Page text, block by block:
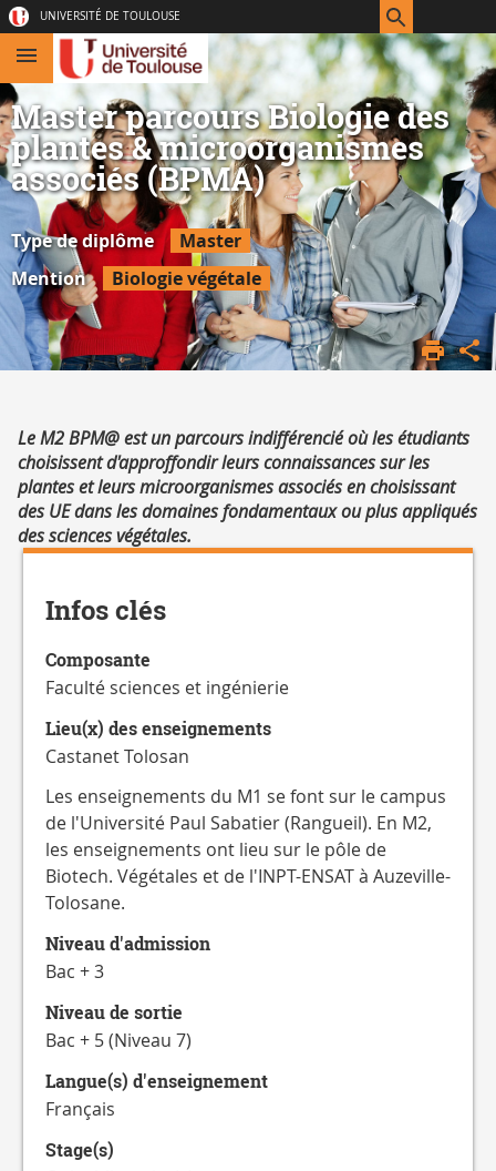
au
contenu
directs
UNIVERSITÉ DE TOULOUSE
Master parcours Biologie des
plantes & microorganismes
associés (BPMA)
Type de diplôme
Master
Mention
Biologie végétale
ACCUEIL
FSI
FORMATION
Résumé
Le M2 BPM@ est un parcours indifférencié où les étudiants
choisissent d'approffondir leurs connaissances sur les
plantes et leurs microorganismes associés en choisissant
des UE dans les domaines fondamentaux ou plus appliqués
des sciences végétales.
Détails
Infos clés
Composante
Faculté sciences et ingénierie
Lieu(x) des enseignements
Castanet Tolosan
Les enseignements du M1 se font sur le campus
de l'Université Paul Sabatier (Rangueil). En M2,
les enseignements ont lieu sur le pôle de
Biotech. Végétales et de l'INPT-ENSAT à Auzeville-
Tolosane.
Niveau d'admission
Bac + 3
Niveau de sortie
Bac + 5 (Niveau 7)
Langue(s) d'enseignement
Français
Stage(s)